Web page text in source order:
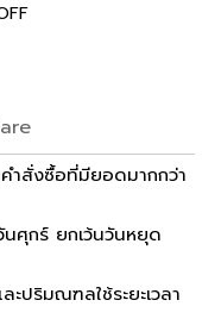
ำสั่งซื้อที่มียอดมากกว่า
ศุกร์ ยกเว้นวันหยุด
ปริมณฑลใช้ระยะเวลา